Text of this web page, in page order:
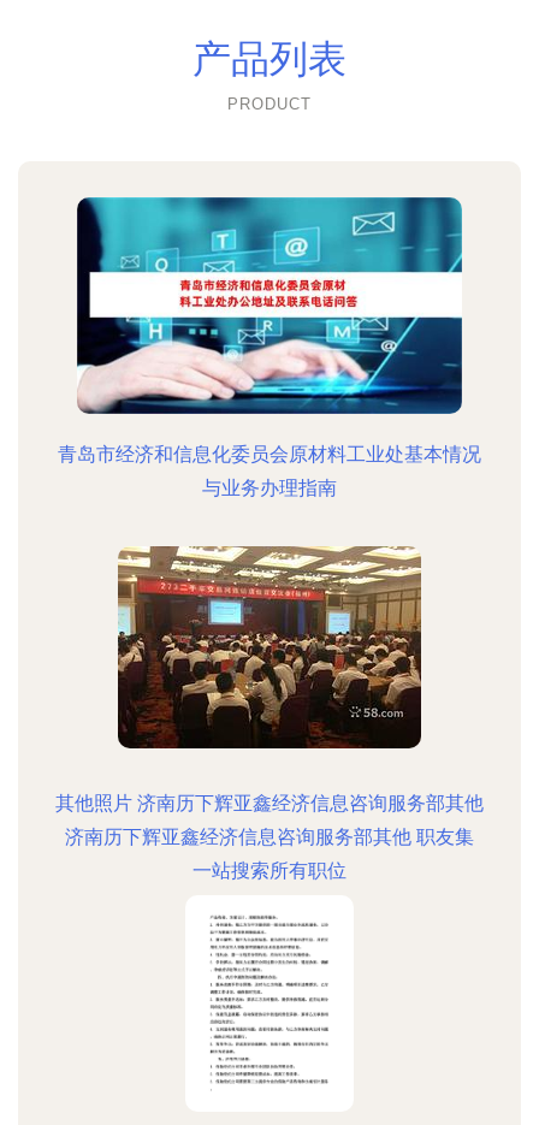
产品列表
PRODUCT
青岛市经济和信息化委员会原材料工业处基本情况
与业务办理指南
其他照片 济南历下辉亚鑫经济信息咨询服务部其他
济南历下辉亚鑫经济信息咨询服务部其他 职友集
一站搜索所有职位